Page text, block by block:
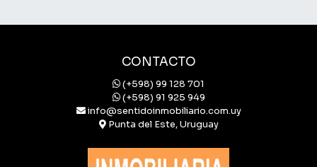
CONTACTO
(+598) 99 128 701
(+598) 91 925 949
info@sentidoinmobiliario.com.uy
Punta del Este, Uruguay